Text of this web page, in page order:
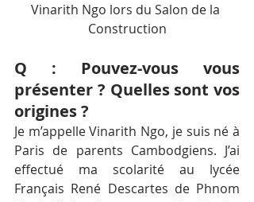
Vinarith Ngo lors du Salon de la
Construction
Q : Pouvez-vous vous
présenter ? Quelles sont vos
origines ?
Je m’appelle Vinarith Ngo, je suis né à
Paris de parents Cambodgiens. J’ai
effectué ma scolarité au lycée
Français René Descartes de Phnom